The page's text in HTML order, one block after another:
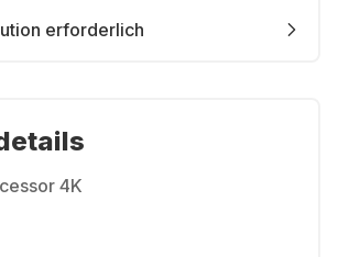
erforderlich
4K